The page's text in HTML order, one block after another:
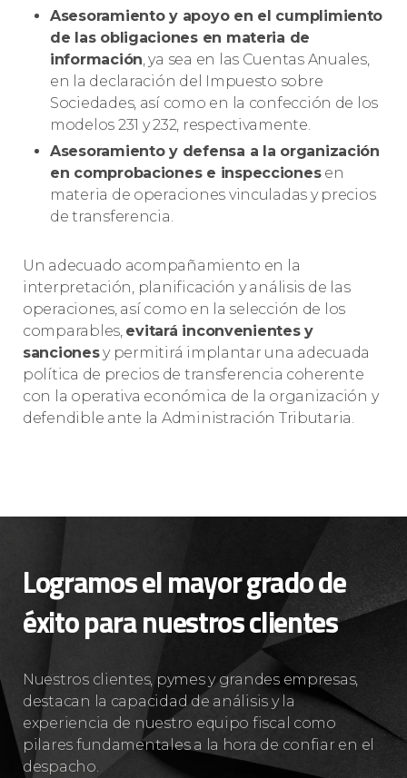
Asesoramiento y apoyo en el cumplimiento
de las obligaciones en materia de
información, ya sea en las Cuentas Anuales,
en la declaración del Impuesto sobre
Sociedades, así como en la confección de los
modelos 231 y 232, respectivamente.
Asesoramiento y defensa a la organización
en comprobaciones e inspeccionesen
materia de operaciones vinculadas y precios
de transferencia.
Un adecuado acompañamiento en la
interpretación, planificación y análisis de las
operaciones, así como en la selección de los
comparables, evitará inconvenientes y
sancionesy permitirá implantar una adecuada
política de precios de transferencia coherente
con la operativa económica de la organización y
defendible ante la Administración Tributaria.
Logramos el mayor grado de
éxito para nuestros clientes
Nuestros clientes, pymes y grandes empresas,
destacan la capacidad de análisis y la
experiencia de nuestro equipo fiscal como
pilares fundamentales a la hora de confiar en el
despacho.